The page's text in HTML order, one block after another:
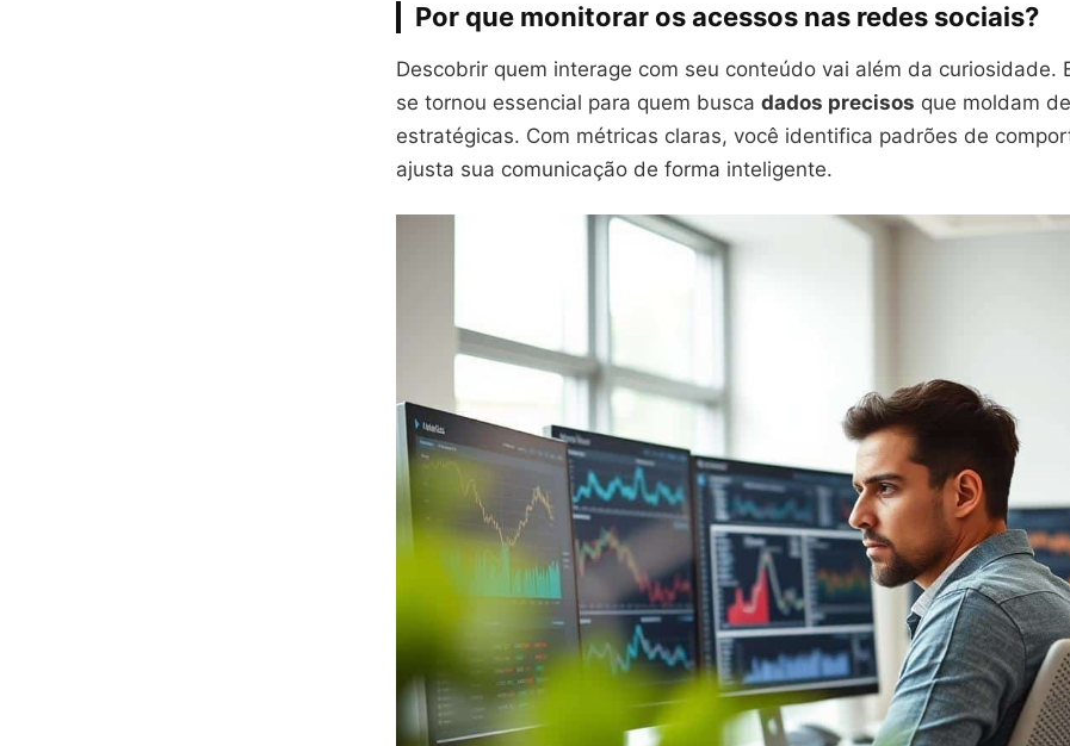
Por que monitorar os acessos nas redes sociais?
Descobrir quem interage com seu conteúdo vai além da curiosidade.
se tornou essencial para quem busca dados precisos que moldam
estratégicas. Com métricas claras, você identifica padrões de
ajusta sua comunicação de forma inteligente.